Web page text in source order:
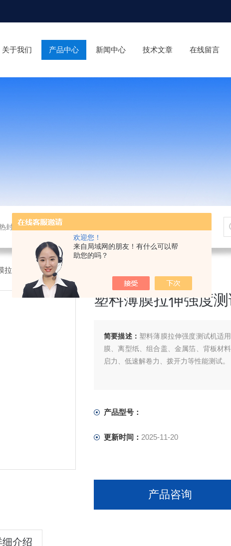
欢迎您！
来自局域网的朋友！有什么可以帮
助您的吗？
关于我们 产品中心 新闻中心 技术文章 在线留言
封试验仪,等压法透氧仪,电子拉力试验机,测厚仪,瓶盖扭矩仪,顶空残氧仪
拉伸性能试验仪>塑料薄膜拉伸强度测试机
塑料薄膜拉伸强度
简要描述： 塑料薄膜拉伸强度测试机适
膜、离型纸、组合盖、金属箔、背板材
启力、低速解卷力、拨开力等性能测试。
产品型号：
更新时间： 2025-11-20
产品咨询
细介绍